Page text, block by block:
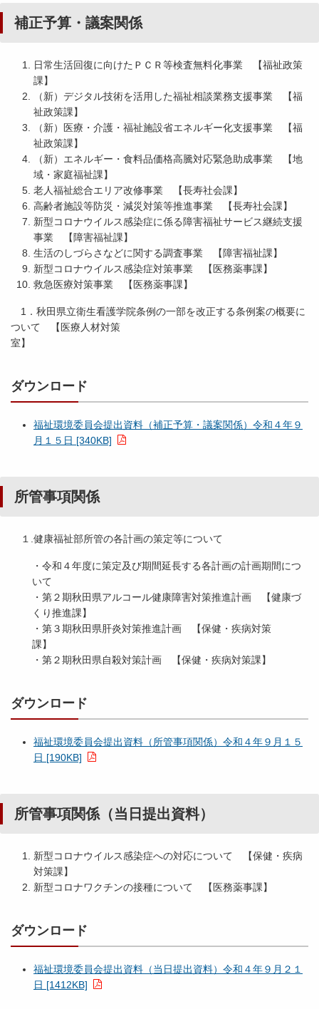
補正予算・議案関係
日常生活回復に向けたＰＣＲ等検査無料化事業 【福祉政策
課】
（新）デジタル技術を活用した福祉相談業務支援事業 【福
祉政策課】
（新）医療・介護・福祉施設省エネルギー化支援事業 【福
祉政策課】
（新）エネルギー・食料品価格高騰対応緊急助成事業 【地
域・家庭福祉課】
老人福祉総合エリア改修事業 【長寿社会課】
高齢者施設等防災・減災対策等推進事業 【長寿社会課】
新型コロナウイルス感染症に係る障害福祉サービス継続支援
事業 【障害福祉課】
生活のしづらさなどに関する調査事業 【障害福祉課】
新型コロナウイルス感染症対策事業 【医務薬事課】
救急医療対策事業 【医務薬事課】
1．秋田県立衛生看護学院条例の一部を改正する条例案の概要に
ついて 【医療人材対策
室
ダウンロード
福祉環境委員会提出資料（補正予算・議案関係）令和４年９
月１５日 [340KB]
所管事項関係
１.健康福祉部所管の各計画の策定等について
・令和４年度に策定及び期間延長する各計画の計画期間につ
いて
・第２期秋田県アルコール健康障害対策推進計画 【健康づ
くり推進課】
・第３期秋田県肝炎対策推進計画 【保健・疾病対策
課
・第２期秋田県自殺対策計画 【保健・疾病対策課】
ダウンロード
福祉環境委員会提出資料（所管事項関係）令和４年９月１５
日 [190KB]
所管事項関係（当日提出資料）
新型コロナウイルス感染症への対応について 【保健・疾病
対策課】
新型コロナワクチンの接種について 【医務薬事課】
ダウンロード
福祉環境委員会提出資料（当日提出資料）令和４年９月２１
日 [1412KB]